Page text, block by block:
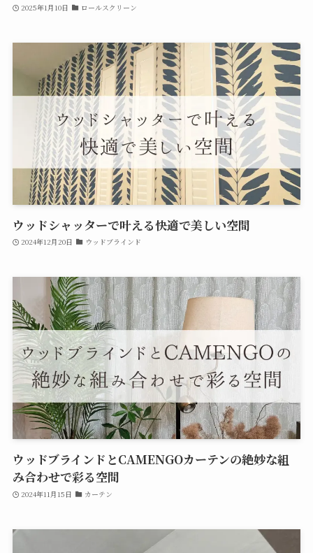
2025年1月10日 ロールスクリーン
ウッドシャッターで叶える快適で美しい空間
2024年12月20日 ウッドブラインド
ウッドブラインドとCAMENGOカーテンの絶妙な組
み合わせで彩る空間
2024年11月15日 カーテン